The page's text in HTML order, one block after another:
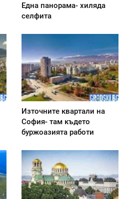
Една панорама- хиляда
селфита
Източните квартали на
София- там където
буржоазията работи